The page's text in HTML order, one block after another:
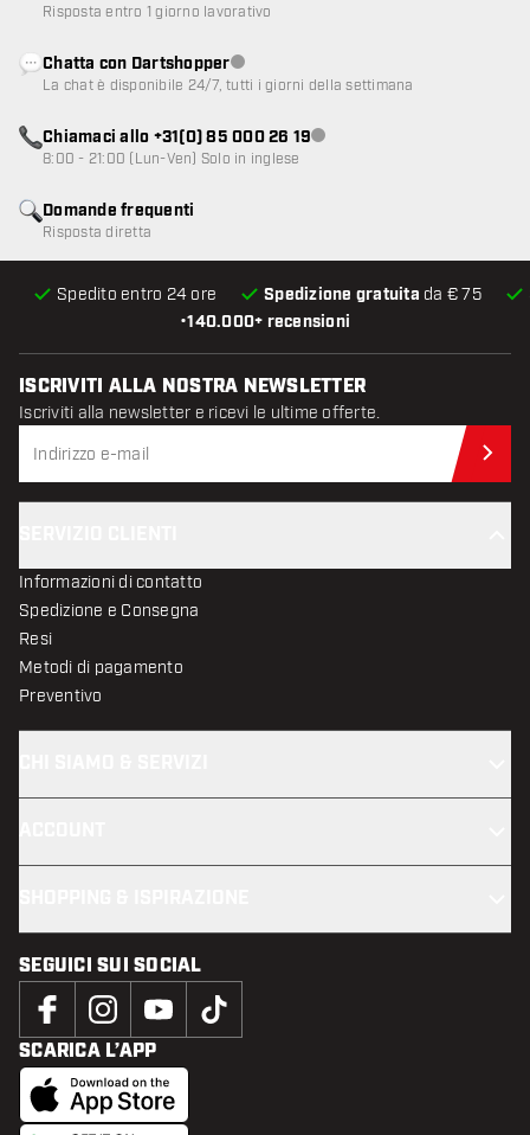
•140.000+ recensioni
Spedito entro 24 ore Spedizione gratuita da € 75
Domande frequenti
Risposta diretta
Risposta entro 1 giorno lavorativo
Chatta con DartshopperServizio clienti non disponibile
La chat è disponibile 24/7, tutti i giorni della settimana
Chiamaci allo +31(0) 85 000 26 19Servizio clienti non disponibile
8:00 - 21:00 (Lun-Ven) Solo in inglese
ISCRIVITI ALLA NOSTRA NEWSLETTER
Iscriviti alla newsletter e ricevi le ultime offerte.
Informazioni di contatto
Spedizione e Consegna
Resi
Metodi di pagamento
Preventivo
SEGUICI SUI SOCIAL
SCARICA L’APP